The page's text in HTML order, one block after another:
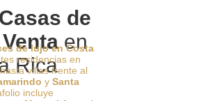
de
en
Rica
de lujo en Costa
residencias en
villas frente al
y Santa
incluye